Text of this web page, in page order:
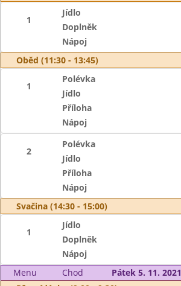
1
Jídlo
Doplněk
Nápoj
Oběd (11:30 - 13:45)
1
Polévka
Jídlo
Příloha
Nápoj
2
Polévka
Jídlo
Příloha
Nápoj
Svačina (14:30 - 15:00)
1
Jídlo
Doplněk
Nápoj
Menu
Chod
Pátek 5. 11. 2021